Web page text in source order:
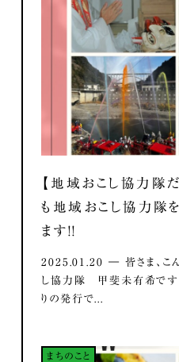
【地域おこし協力隊
も地域おこし協力隊
ます！！
2025.01.20 ― 皆さま、こ
し協力隊 甲斐未有希で
りの発行で...
まちのこと